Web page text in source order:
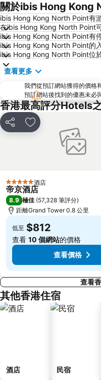
天水圍
海洋公園
黃金海岸
新界
羅湖
North Point Metro Station
Cheung Chau
Sheung Wan Metro Station
寶安區
深圳野生動物園
皇崗口岸
香港屯門
九龍塘
關於ibis Hong Kong
ibis Hong Kong North Point有
在ibis Hong Kong North Point
ibis Hong Kong North Point有
ibis Hong Kong North Point的
ibis Hong Kong North Point位
查看更多
我們從預訂網站獲得的價格
預訂網站後找到的優惠未必
香港最高評分Hotels
分享 放到收藏夾
5 星級 酒店
帝京酒店
8.9 極佳 (57,328 筆評分)
距離Grand Tower 0.8 公里
低至 $812
查看 10 個網站的價格
查看價格
查看
其他香港住宿
酒店 民宿